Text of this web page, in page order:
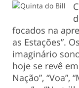
focados na
as Estações”.
imaginário
hoje se revê
Nação”, “Voa”,